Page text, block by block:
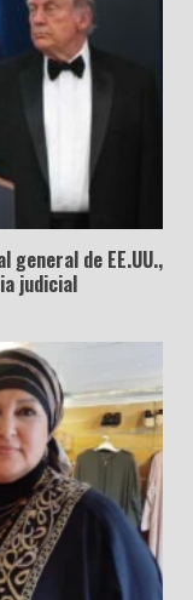
general de EE.UU.,
judicial